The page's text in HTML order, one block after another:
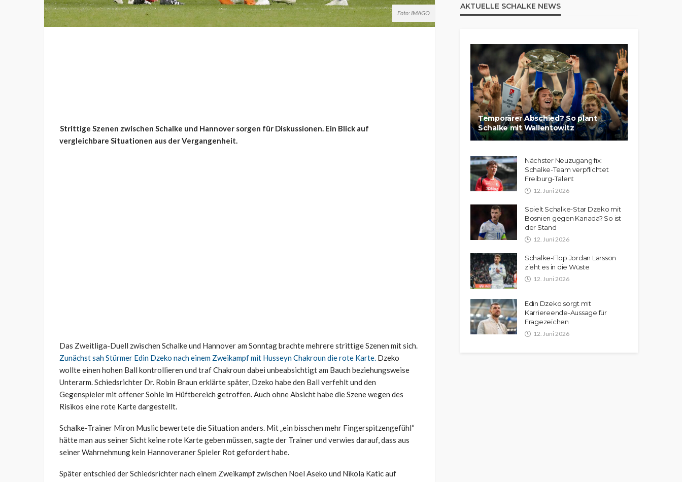
Foto: IMAGO
Strittige Szenen zwischen Schalke und Hannover sorgen für Diskussionen. Ein Blick auf
vergleichbare Situationen aus der Vergangenheit.
Das Zweitliga-Duell zwischen Schalke und Hannover am Sonntag brachte mehrere strittige Szenen mit sich.
Zunächst sah Stürmer Edin Dzeko nach einem Zweikampf mit Husseyn Chakroun die rote Karte. Dzeko
wollte einen hohen Ball kontrollieren und traf Chakroun dabei unbeabsichtigt am Bauch beziehungsweise
Unterarm. Schiedsrichter Dr. Robin Braun erklärte später, Dzeko habe den Ball verfehlt und den
Gegenspieler mit offener Sohle im Hüftbereich getroffen. Auch ohne Absicht habe die Szene wegen des
Risikos eine rote Karte dargestellt.
Schalke-Trainer Miron Muslic bewertete die Situation anders. Mit „ein bisschen mehr Fingerspitzengefühl“
hätte man aus seiner Sicht keine rote Karte geben müssen, sagte der Trainer und verwies darauf, dass aus
seiner Wahrnehmung kein Hannoveraner Spieler Rot gefordert habe.
Später entschied der Schiedsrichter nach einem Zweikampf zwischen Noel Aseko und Nikola Katic auf
AKTUELLE SCHALKE NEWS
Temporärer Abschied? So plant
Schalke mit Wallentowitz
Nächster Neuzugang fix:
Schalke-Team verpflichtet
Freiburg-Talent
12. Juni 2026
Spielt Schalke-Star Dzeko mit
Bosnien gegen Kanada? So ist
der Stand
12. Juni 2026
Schalke-Flop Jordan Larsson
zieht es in die Wüste
12. Juni 2026
Edin Dzeko sorgt mit
Karriereende-Aussage für
Fragezeichen
12. Juni 2026